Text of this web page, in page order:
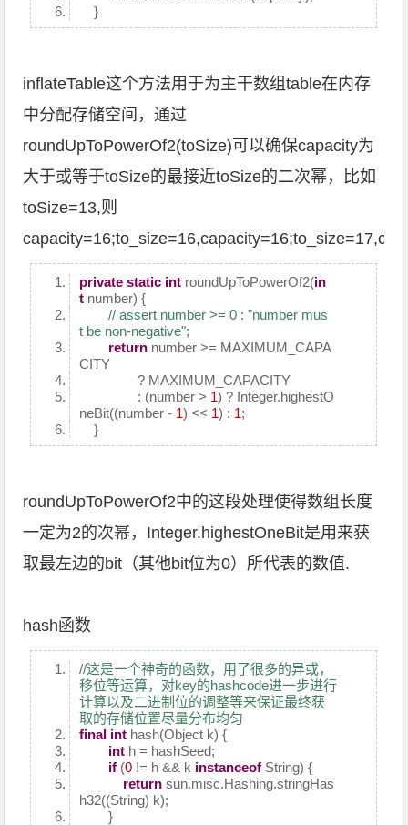
}
inflateTable这个方法用于为主干数组table在内存
中分配存储空间，通过
roundUpToPowerOf2(toSize)可以确保capacity为
大于或等于toSize的最接近toSize的二次幂，比如
toSize=13,则
private static int roundUpToPowerOf2(in
t number) {
// assert number >= 0 : "number mus
t be non-negative";
return number >= MAXIMUM_CAPA
CITY
? MAXIMUM_CAPACITY
: (number > 1) ? Integer.highestO
neBit((number - 1) << 1) : 1;
}
roundUpToPowerOf2中的这段处理使得数组长度
一定为2的次幂，Integer.highestOneBit是用来获
取最左边的bit（其他bit位为0）所代表的数值.
hash函数
//这是一个神奇的函数，用了很多的异或，
移位等运算，对key的hashcode进一步进行
计算以及二进制位的调整等来保证最终获
取的存储位置尽量分布均匀
final int hash(Object k) {
int h = hashSeed;
if (0 != h && k instanceof String) {
return sun.misc.Hashing.stringHas
h32((String) k);
}